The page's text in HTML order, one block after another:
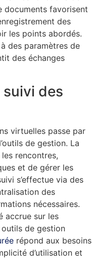
documents favorisent
des
les points abordés.
des paramètres de
des échanges
des
virtuelles passe par
de gestion. La
rencontres,
et de gérer les
s’effectue via des
des
nécessaires.
accrue sur les
de gestion
répond aux besoins
d’utilisation et